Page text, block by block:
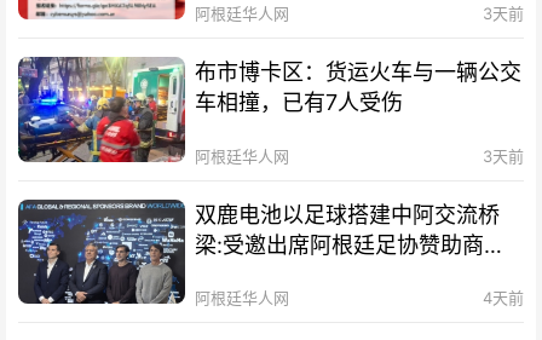
阿根廷华人网 3天前
布市博卡区：货运火车与一辆公交
车相撞，已有7人受伤
阿根廷华人网 3天前
双鹿电池以足球搭建中阿交流桥
梁:受邀出席阿根廷足协赞助商招
阿根廷华人网 4天前